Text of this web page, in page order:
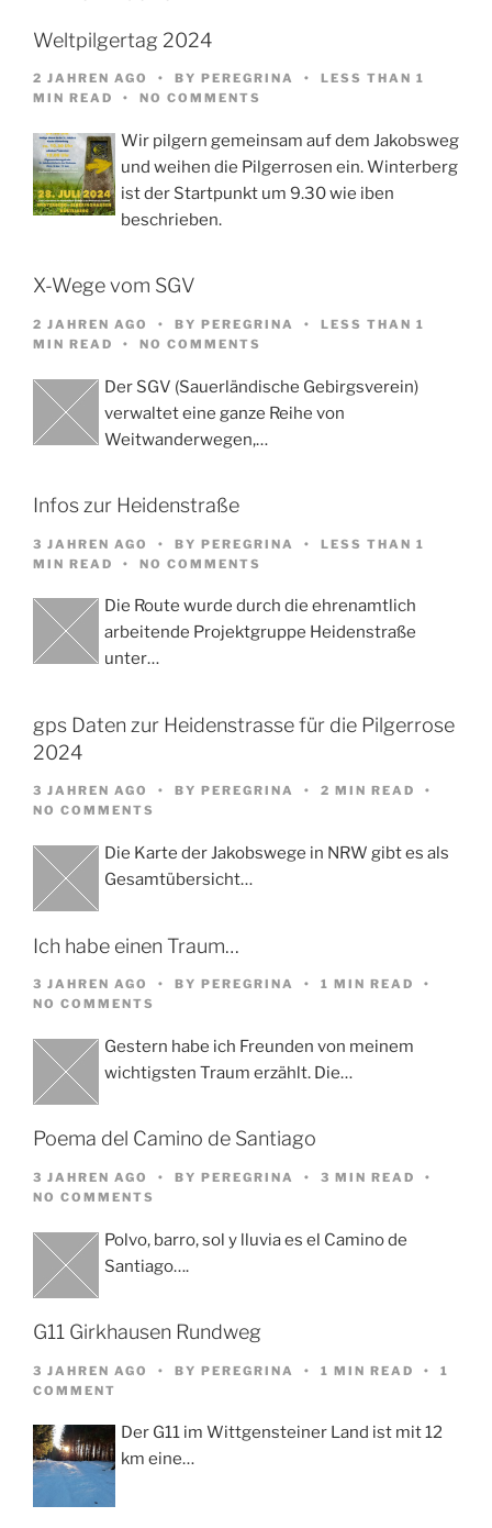
Weltpilgertag 2024
2 JAHREN AGO BY PEREGRINA
LESS THAN 1
MIN READ
NO COMMENTS
Wir pilgern gemeinsam auf dem Jakobsweg
und weihen die Pilgerrosen ein. Winterberg
ist der Startpunkt um 9.30 wie iben
beschrieben.
X-Wege vom SGV
2 JAHREN AGO BY PEREGRINA
LESS THAN 1
MIN READ
NO COMMENTS
Der SGV (Sauerländische Gebirgsverein)
verwaltet eine ganze Reihe von
Weitwanderwegen,…
Infos zur Heidenstraße
3 JAHREN AGO BY PEREGRINA
LESS THAN 1
MIN READ
NO COMMENTS
Die Route wurde durch die ehrenamtlich
arbeitende Projektgruppe Heidenstraße
unter…
gps Daten zur Heidenstrasse für die Pilgerrose
2024
3 JAHREN AGO BY PEREGRINA
2 MIN READ
NO COMMENTS
Die Karte der Jakobswege in NRW gibt es als
Gesamtübersicht…
Ich habe einen Traum…
3 JAHREN AGO BY PEREGRINA
1 MIN READ
NO COMMENTS
Gestern habe ich Freunden von meinem
wichtigsten Traum erzählt. Die…
Poema del Camino de Santiago
3 JAHREN AGO BY PEREGRINA
3 MIN READ
NO COMMENTS
Polvo, barro, sol y lluvia es el Camino de
Santiago….
G11 Girkhausen Rundweg
3 JAHREN AGO BY PEREGRINA 1 MIN READ
1
COMMENT
Der G11 im Wittgensteiner Land ist mit 12
km eine…